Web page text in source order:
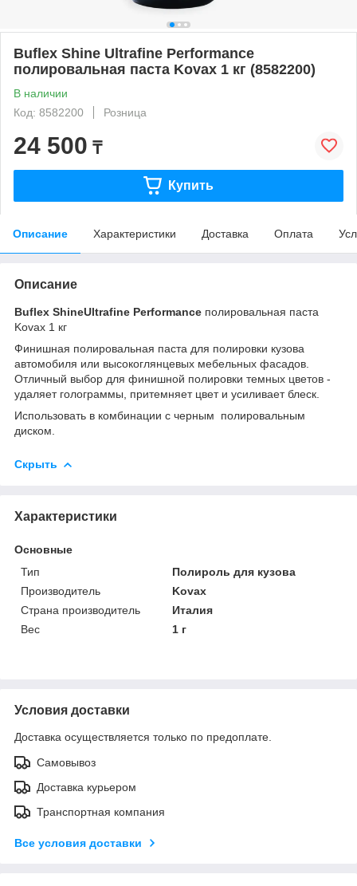
Buflex Shine Ultrafine Performance
полировальная паста Kovax 1 кг (8582200)
В наличии
Код: 8582200
Розница
24 500 ₸
Купить
Описание Характеристики Доставка Оплата
Описание
Buflex ShineUltrafine Performance полировальная паста
Kovax 1 кг
Финишная полировальная паста для полировки кузова
автомобиля или высокоглянцевых мебельных фасадов.
Отличный выбор для финишной полировки темных цветов -
удаляет голограммы, притемняет цвет и усиливает блеск.
Использовать в комбинации с черным полировальным
диском.
Скрыть
Характеристики
Основные
Тип
Полироль для кузова
Производитель
Kovax
Страна производитель
Италия
Вес
1 г
Условия доставки
Доставка осуществляется только по предоплате.
Самовывоз
Доставка курьером
Транспортная компания
Все условия доставки